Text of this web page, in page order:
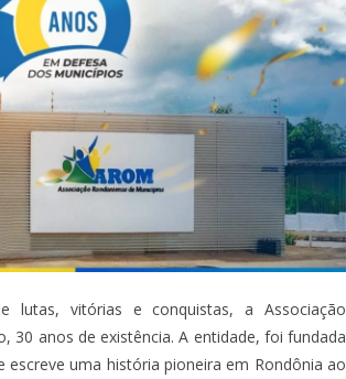
lutas, vitórias e conquistas, a Associação
30 anos de existência. A entidade, foi fundada
uma história pioneira em Rondônia ao